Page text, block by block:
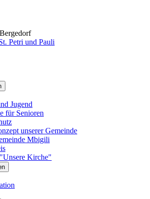
Jugend
für Senioren
unserer Gemeinde
Mbigili
Kirche"